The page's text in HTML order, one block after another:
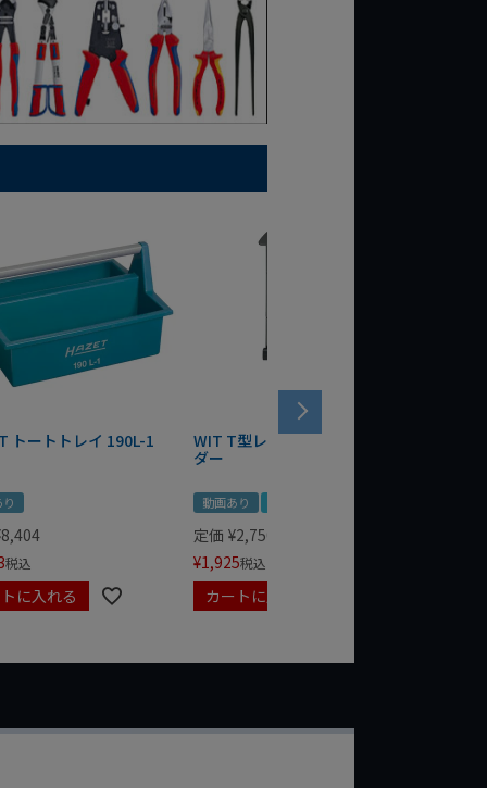
トートトレイ 190L-1
り
8,404
税込
に入れる
WIT T型レンチマグネットホル
ダー
動画あり
定価 ¥2,750
¥1,925税込
カートに入れる